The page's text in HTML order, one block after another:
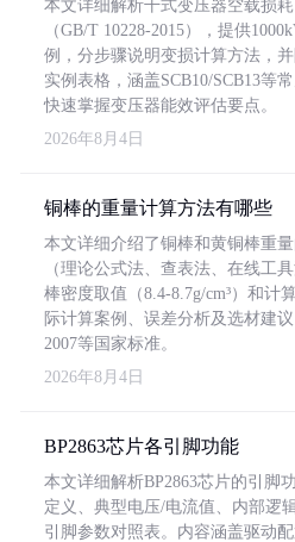
本文详细解析干式变压器空载损
（GB/T 10228-2015），提供
例，分步骤说明变损计算方法，
实例表格，涵盖SCB10/SCB13等
快速掌握变压器能效评估要点。
2026年8月4日
铜棒的重量计算方法有哪些
本文详细介绍了铜棒和黄铜棒重
（理论公式法、查表法、在线工
棒密度取值（8.4-8.7g/cm³）和计
际计算案例、误差分析及选材建
2007等国家标准。
2026年8月4日
BP2863芯片各引脚功能
本文详细解析BP2863芯片的引脚
定义、典型电压/电流值、内部逻
引脚参数对照表。内容涵盖驱动